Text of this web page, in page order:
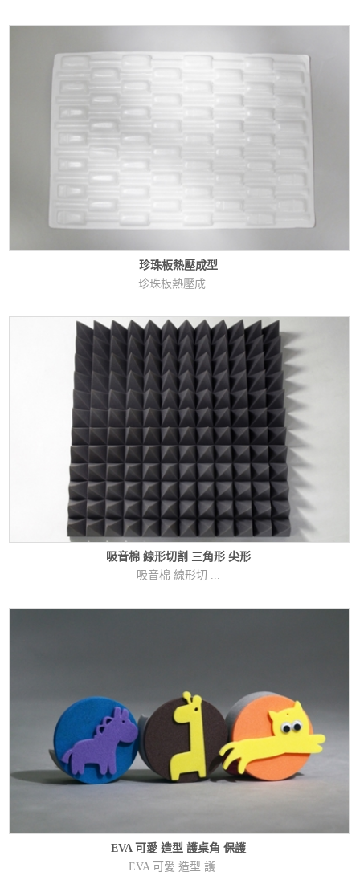
珍珠板熱壓成型
珍珠板熱壓成 ...
吸音棉 線形切割 三角形 尖形
吸音棉 線形切 ...
EVA 可愛 造型 護桌角 保護
EVA 可愛 造型 護 ...